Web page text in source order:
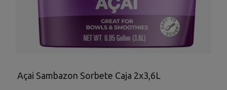
Açai Sambazon Sorbete Caja 2x3,6L